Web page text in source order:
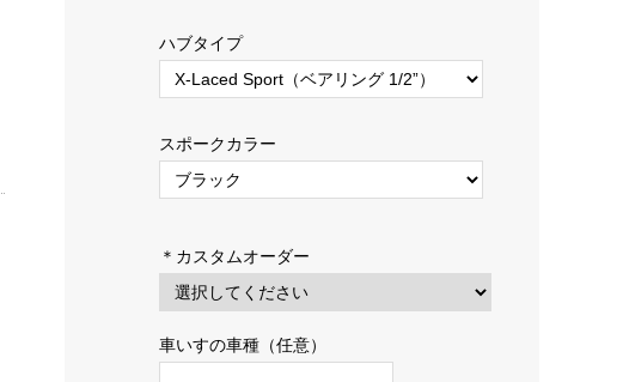
ハブタイプ
スポークカラー
＊カスタムオーダー
車いすの車種（任意）